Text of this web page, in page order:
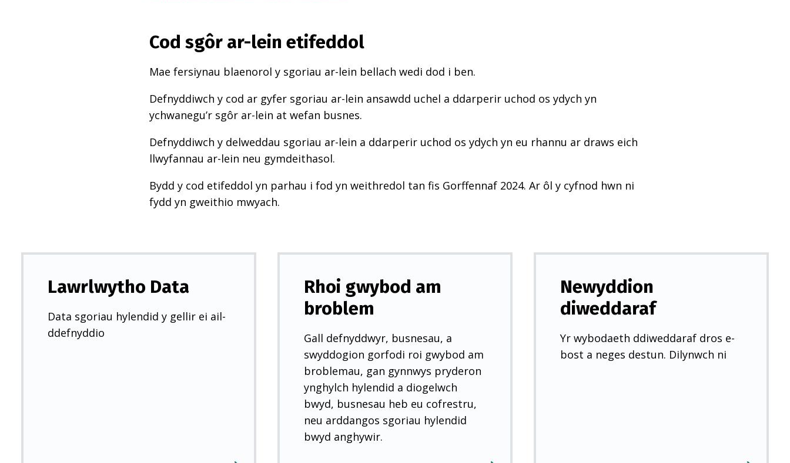
Cod sgôr ar-lein etifeddol
Mae fersiynau blaenorol y sgoriau ar-lein bellach wedi dod i ben.
Defnyddiwch y cod ar gyfer sgoriau ar-lein ansawdd uchel a ddarperir uchod os ydych yn
ychwanegu’r sgôr ar-lein at wefan busnes.
Defnyddiwch y delweddau sgoriau ar-lein a ddarperir uchod os ydych yn eu rhannu ar draws eich
llwyfannau ar-lein neu gymdeithasol.
Bydd y cod etifeddol yn parhau i fod yn weithredol tan fis Gorffennaf 2024. Ar ôl y cyfnod hwn ni
fydd yn gweithio mwyach.
Lawrlwytho Data
Data sgoriau hylendid y gellir ei ail-
ddefnyddio
Rhoi gwybod am
broblem
Gall defnyddwyr, busnesau, a
swyddogion gorfodi roi gwybod am
broblemau, gan gynnwys pryderon
ynghylch hylendid a diogelwch
bwyd, busnesau heb eu cofrestru,
neu arddangos sgoriau hylendid
bwyd anghywir.
Newyddion
diweddaraf
Yr wybodaeth ddiweddaraf dros e-
bost a neges destun. Dilynwch ni